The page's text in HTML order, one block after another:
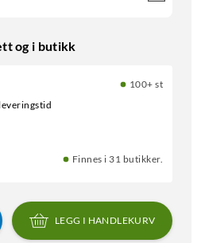
og i butikk
100+ st
Finnes i 31 butikker.
LEGG I HANDLEKURV